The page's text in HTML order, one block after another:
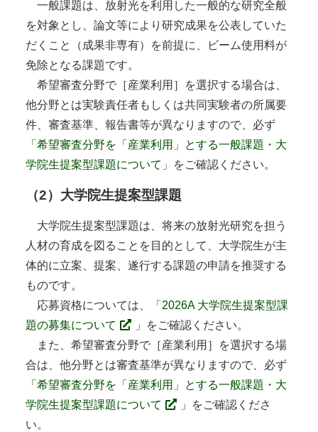
一般課題は、放射光を利用した一般的な研究全般
を対象とし、論文等により研究成果を公表していた
だくこと（成果非専有）を前提に、ビーム使用料が
免除となる課題です。
希望審査分野で［産業利用］を選択する場合は、
他分野とは実験責任者もしくは共同実験者の所属要
件、審査基準、報告書等が異なりますので、必ず
「 希望審査分野を「産業利用」とする一般課題・大
学院生提案型課題について 」をご確認ください。
（2）大学院生提案型課題
大学院生提案型課題は、将来の放射光研究を担う
人材の育成を図ることを目的として、大学院生が主
体的に立案、提案、遂行する課題の申請を推奨する
ものです。
応募資格については、「 2026A 大学院生提案型課
題の募集について
」をご確認ください。
また、希望審査分野で［産業利用］を選択する場
合は、他分野とは審査基準が異なりますので、必ず
「 希望審査分野を「産業利用」とする一般課題・大
学院生提案型課題について
」をご確認くださ
い。